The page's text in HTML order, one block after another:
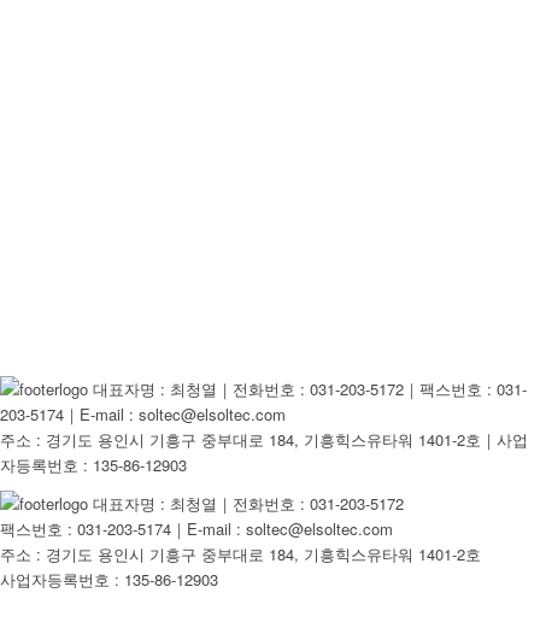
대표자명 : 최청열｜전화번호 : 031-203-5172｜팩스번호 : 031-
203-5174｜E-mail : soltec@elsoltec.com
주소 : 경기도 용인시 기흥구 중부대로 184, 기흥힉스유타워 1401-2호｜사업
자등록번호 : 135-86-12903
대표자명 : 최청열｜전화번호 : 031-203-5172
팩스번호 : 031-203-5174｜E-mail : soltec@elsoltec.com
주소 : 경기도 용인시 기흥구 중부대로 184, 기흥힉스유타워 1401-2호
사업자등록번호 : 135-86-12903